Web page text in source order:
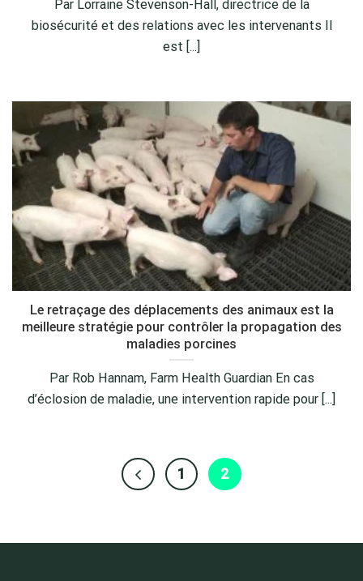
Par Lorraine Stevenson-Hall, directrice de la
biosécurité et des relations avec les intervenants Il
est [...]
Le retraçage des déplacements des animaux est la
meilleure stratégie pour contrôler la propagation des
maladies porcines
Par Rob Hannam, Farm Health Guardian En cas
d’éclosion de maladie, une intervention rapide pour [...]
1 2